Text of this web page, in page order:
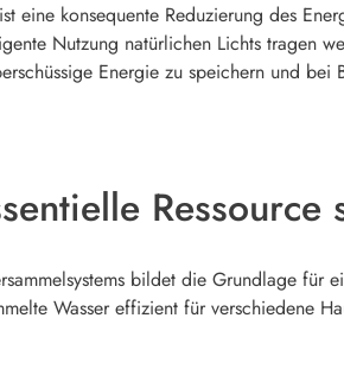
eine konsequente Reduzierung des
Nutzung natürlichen Lichts tragen
Energie zu speichern und
Ressource
bildet die Grundlage
Wasser effizient für verschiedene